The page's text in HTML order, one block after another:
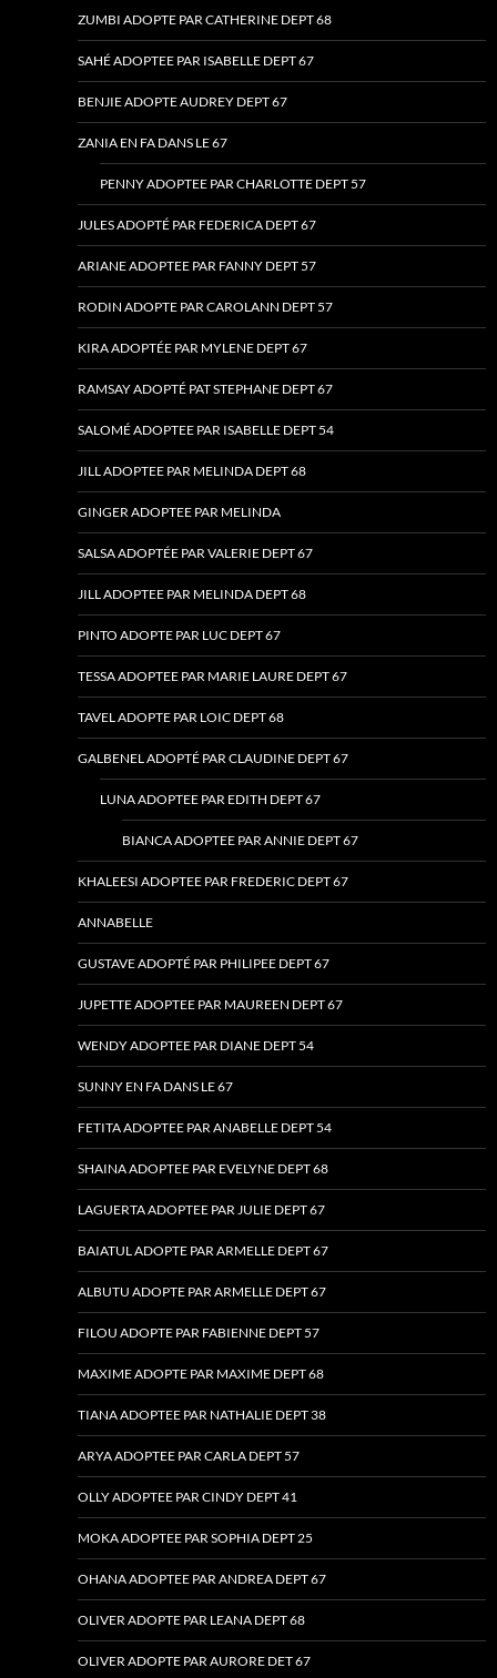
ZUMBI ADOPTE PAR CATHERINE DEPT 68
SAHÉ ADOPTEE PAR ISABELLE DEPT 67
BENJIE ADOPTE AUDREY DEPT 67
ZANIA EN FA DANS LE 67
PENNY ADOPTEE PAR CHARLOTTE DEPT 57
JULES ADOPTÉ PAR FEDERICA DEPT 67
ARIANE ADOPTEE PAR FANNY DEPT 57
RODIN ADOPTE PAR CAROLANN DEPT 57
KIRA ADOPTÉE PAR MYLENE DEPT 67
RAMSAY ADOPTÉ PAT STEPHANE DEPT 67
SALOMÉ ADOPTEE PAR ISABELLE DEPT 54
JILL ADOPTEE PAR MELINDA DEPT 68
GINGER ADOPTEE PAR MELINDA
SALSA ADOPTÉE PAR VALERIE DEPT 67
JILL ADOPTEE PAR MELINDA DEPT 68
PINTO ADOPTE PAR LUC DEPT 67
TESSA ADOPTEE PAR MARIE LAURE DEPT 67
TAVEL ADOPTE PAR LOIC DEPT 68
GALBENEL ADOPTÉ PAR CLAUDINE DEPT 67
LUNA ADOPTEE PAR EDITH DEPT 67
BIANCA ADOPTEE PAR ANNIE DEPT 67
KHALEESI ADOPTEE PAR FREDERIC DEPT 67
ANNABELLE
GUSTAVE ADOPTÉ PAR PHILIPEE DEPT 67
JUPETTE ADOPTEE PAR MAUREEN DEPT 67
WENDY ADOPTEE PAR DIANE DEPT 54
SUNNY EN FA DANS LE 67
FETITA ADOPTEE PAR ANABELLE DEPT 54
SHAINA ADOPTEE PAR EVELYNE DEPT 68
LAGUERTA ADOPTEE PAR JULIE DEPT 67
BAIATUL ADOPTE PAR ARMELLE DEPT 67
ALBUTU ADOPTE PAR ARMELLE DEPT 67
FILOU ADOPTE PAR FABIENNE DEPT 57
MAXIME ADOPTE PAR MAXIME DEPT 68
TIANA ADOPTEE PAR NATHALIE DEPT 38
ARYA ADOPTEE PAR CARLA DEPT 57
OLLY ADOPTEE PAR CINDY DEPT 41
MOKA ADOPTEE PAR SOPHIA DEPT 25
OHANA ADOPTEE PAR ANDREA DEPT 67
OLIVER ADOPTE PAR LEANA DEPT 68
OLIVER ADOPTE PAR AURORE DET 67